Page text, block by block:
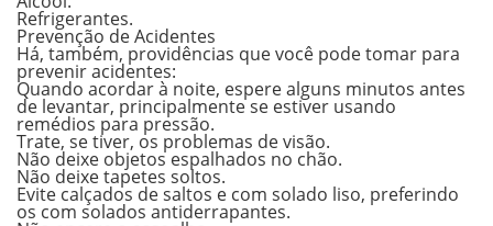
Refrigerantes.
Prevenção de Acidentes
Há, também, providências que você pode tomar para
prevenir acidentes:
Quando acordar à noite, espere alguns minutos antes
de levantar, principalmente se estiver usando
remédios para pressão.
Trate, se tiver, os problemas de visão.
Não deixe objetos espalhados no chão.
Não deixe tapetes soltos.
Evite calçados de saltos e com solado liso, preferindo
os com solados antiderrapantes.